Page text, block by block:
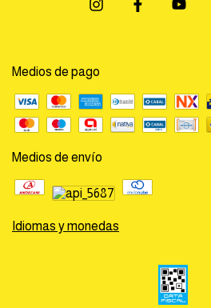
Medios de pago
Medios de envío
Idiomas y monedas